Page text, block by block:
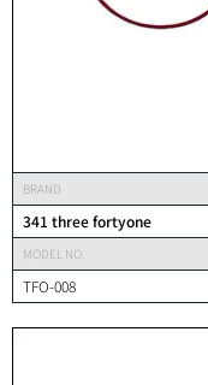
BRAND
341 three fortyone
MODEL NO.
TFO-008